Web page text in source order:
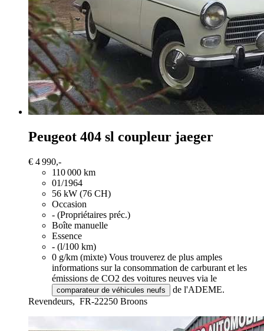
Peugeot 404 sl coupleur jaeger
€ 4 990,-
110 000 km
01/1964
56 kW (76 CH)
Occasion
- (Propriétaires préc.)
Boîte manuelle
Essence
- (l/100 km)
0 g/km (mixte) Vous trouverez de plus amples
informations sur la consommation de carburant et les
émissions de CO2 des voitures neuves via le
comparateur de véhicules neufs
de l'ADEME.
Revendeurs, FR-22250 Broons